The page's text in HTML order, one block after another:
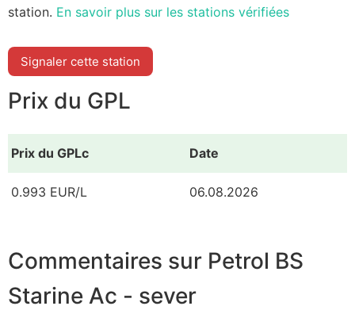
station. En savoir plus sur les stations vérifiées
Signaler cette station
Prix du GPL
Prix du GPLc Date
0.993 EUR/L 06.08.2026
Commentaires sur Petrol BS
Starine Ac - sever